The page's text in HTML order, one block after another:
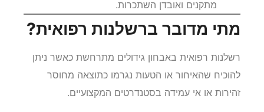
מתקנים ואובדן השתכרות.
מתי מדובר ברשלנות רפואית?
רשלנות רפואית באבחון גידולים מתרחשת כאשר ניתן
להוכיח שהאיחור או הטעות נגרמו כתוצאה מחוסר
זהירות או אי עמידה בסטנדרטים המקצועיים.